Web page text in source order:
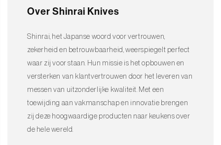
Over Shinrai Knives
Shinrai, het Japanse woord voor vertrouwen,
zekerheid en betrouwbaarheid, weerspiegelt perfect
waar zij voor staan. Hun missie is het opbouwen en
versterken van klantvertrouwen door het leveren van
messen van uitzonderlijke kwaliteit. Met een
toewijding aan vakmanschap en innovatie brengen
zij deze hoogwaardige producten naar keukens over
de hele wereld.